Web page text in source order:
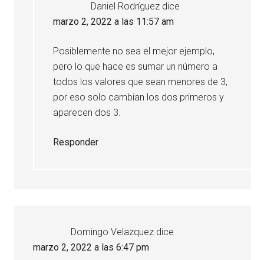
Daniel Rodríguez dice
marzo 2, 2022 a las 11:57 am
Posiblemente no sea el mejor ejemplo,
pero lo que hace es sumar un número a
todos los valores que sean menores de 3,
por eso solo cambian los dos primeros y
aparecen dos 3.
Responder
Domingo Velazquez dice
marzo 2, 2022 a las 6:47 pm